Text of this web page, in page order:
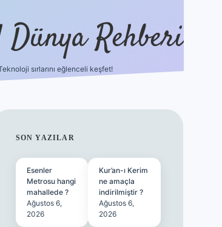
Rehberi
sırlarını eğlenceli keşfet!
SIDEBAR
SON YAZILAR
Esenler
Metrosu hangi
mahallede ?
Ağustos 6,
2026
Kur’an-ı Kerim
ne amaçla
indirilmiştir ?
Ağustos 6,
2026
tulipbet güncel